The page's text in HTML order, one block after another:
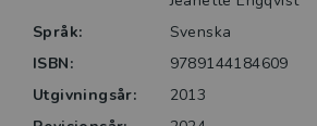
Språk:
Svenska
ISBN:
9789144184609
Utgivningsår:
2013